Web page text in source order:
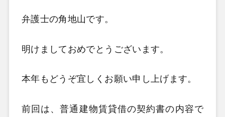
弁護士の角地山です。
明けましておめでとうございます。
本年もどうぞ宜しくお願い申し上げます。
前回は、普通建物賃貸借の契約書の内容で